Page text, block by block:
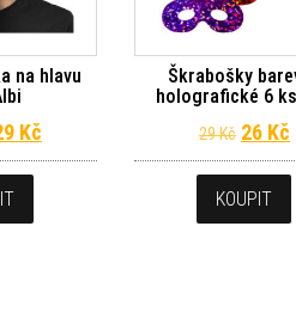
na hlavu
cena byla: 699 Kč.
KčAktuální cena je: 629 Kč.
Škrabošky
holografické 6
29Kč 26 Kč
KOUPIT